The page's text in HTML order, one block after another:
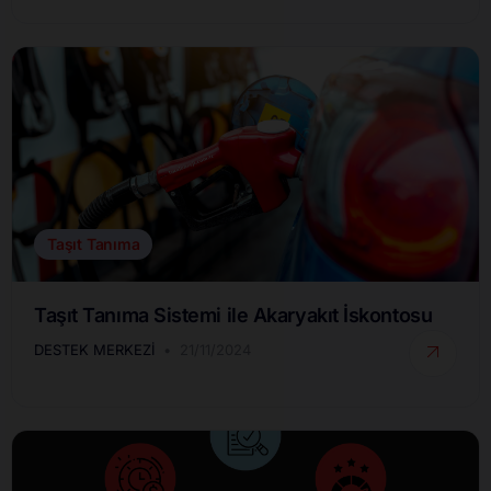
Taşıt Tanıma
Taşıt Tanıma Sistemi ile Akaryakıt İskontosu
DESTEK MERKEZI